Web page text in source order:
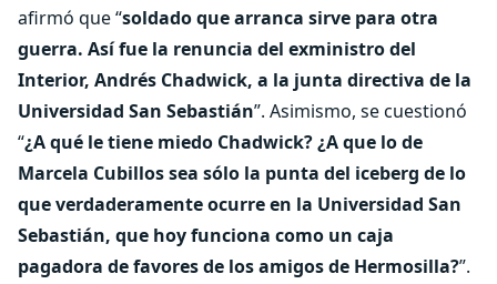
afirmó que “soldado que arranca sirve para otra
guerra. Así fue la renuncia del exministro del
Interior, Andrés Chadwick, a la junta directiva de la
Universidad San Sebastián”. Asimismo, se cuestionó
“¿A qué le tiene miedo Chadwick? ¿A que lo de
Marcela Cubillos sea sólo la punta del iceberg de lo
que verdaderamente ocurre en la Universidad San
Sebastián, que hoy funciona como un caja
pagadora de favores de los amigos de Hermosilla?”.